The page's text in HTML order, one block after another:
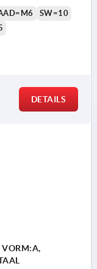
SW=10
DETAILS
VORM:A,